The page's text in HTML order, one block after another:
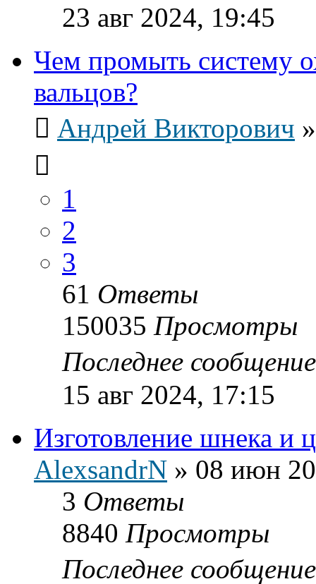
23 авг 2024, 19:45
Чем промыть систему
вальцов?
Андрей Викторович
1
2
3
61 Ответы
150035 Просмотры
Последнее
15 авг 2024, 17:15
Изготовление шнека и
AlexsandrN » 08 июн
3 Ответы
8840 Просмотры
Последнее